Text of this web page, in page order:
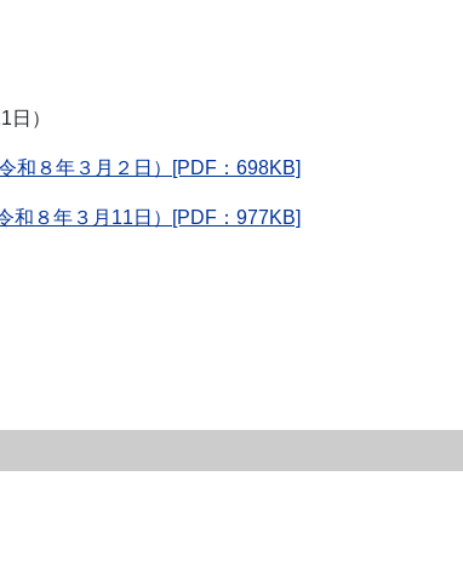
）
和８年３月２日）[PDF：698KB]
和８年３月11日）[PDF：977KB]